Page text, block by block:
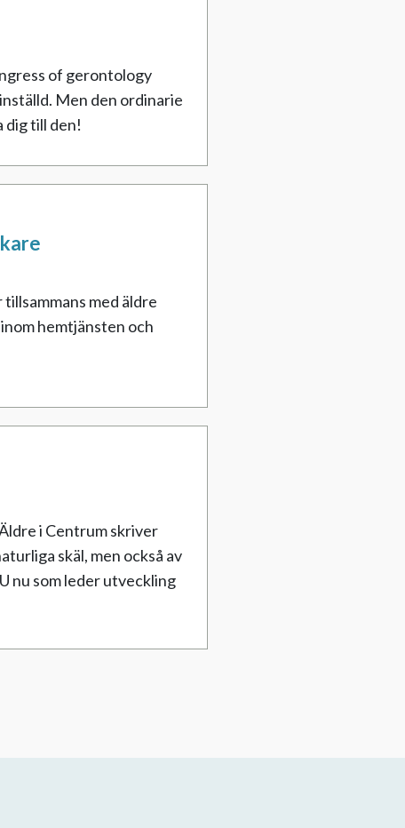
of gerontology
Men den ordinarie
dig till den!
med äldre
hemtjänsten och
i Centrum skriver
skäl, men också av
nu som leder utveckling